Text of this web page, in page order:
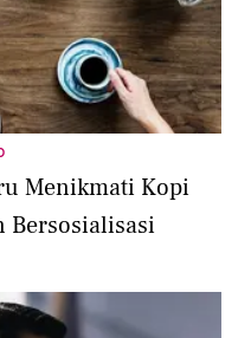
Menikmati Kopi
Bersosialisasi